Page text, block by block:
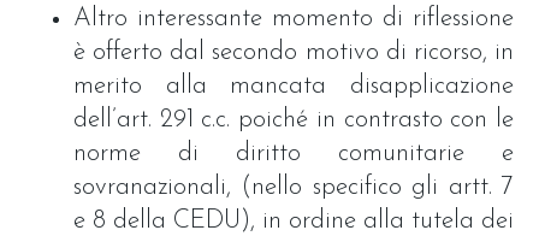
Altro interessante momento di riflessione
è offerto dal secondo motivo di ricorso, in
merito alla mancata disapplicazione
dell’art. 291 c.c. poiché in contrasto con le
norme di diritto comunitarie e
sovranazionali, (nello specifico gli artt. 7
e 8 della CEDU), in ordine alla tutela dei